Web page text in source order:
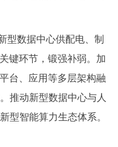
数据中心供配电、制
键环节，锻强补弱。加
台、应用等多层架构融
推动新型数据中心与人
型智能算力生态体系。